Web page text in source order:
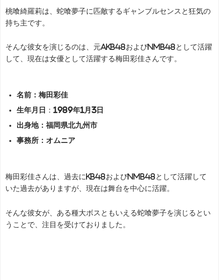
桃喰綺羅莉は、蛇喰夢子に匹敵するギャンブルセンスと狂気の
持ち主です。
そんな彼女を演じるのは、元AKB48およびNMB48として活躍
して、現在は女優として活躍する梅田彩佳さんです。
名前：梅田彩佳
生年月日 ： 1989年1月3日
出身地：福岡県北九州市
事務所：オムニア
梅田彩佳さんは、過去にKB48およびNMB48として活躍して
いた過去がありますが、現在は舞台を中心に活躍。
そんな彼女が、ある種大ボスともいえる蛇喰夢子を演じるとい
うことで、注目を受けておりました。